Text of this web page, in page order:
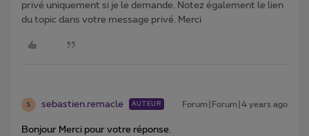
privé uniquement si je le demande. Notez également le lien
du topic dans votre message privé. Merci
S sebastien.remacle AUTEUR Forum|Forum|4 years ago
Bonjour Merci pour votre réponse.